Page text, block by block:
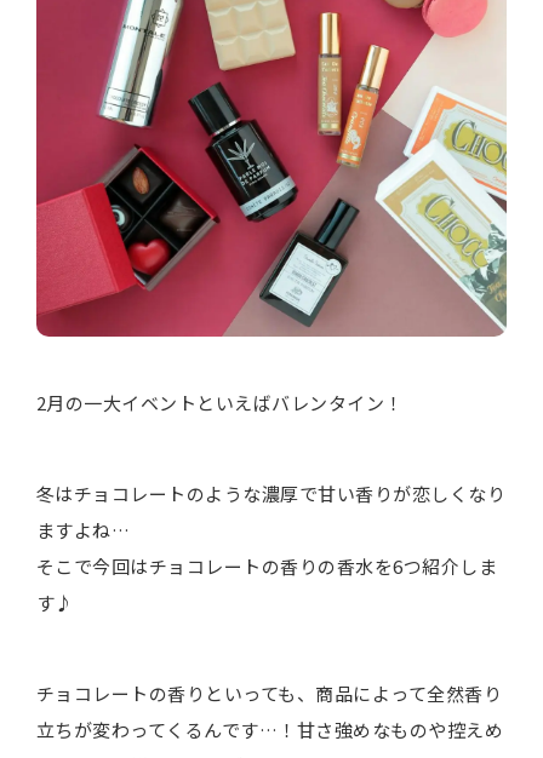
2月の一大イベントといえばバレンタイン！
冬はチョコレートのような濃厚で甘い香りが恋しくなり
ますよね…
そこで今回はチョコレートの香りの香水を6つ紹介しま
す♪
チョコレートの香りといっても、商品によって全然香り
立ちが変わってくるんです…！甘さ強めなものや控えめ